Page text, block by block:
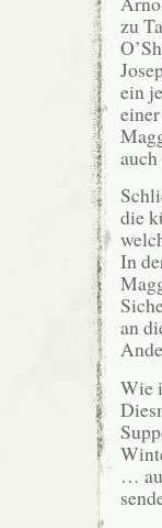
zu
ein
die
In
an
Wie
…